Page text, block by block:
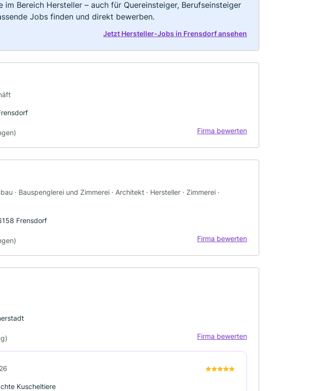
im Bereich Hersteller – auch für Quereinsteiger, Berufseinsteiger
Jobs finden und direkt bewerben.
Jetzt Hersteller-Jobs in Frensdorf ansehen
Firma bewerten
· Bauspenglerei und Zimmerei · Architekt · Hersteller · Zimmerei ·
Frensdorf
Firma bewerten
Firma bewerten
Kuscheltiere